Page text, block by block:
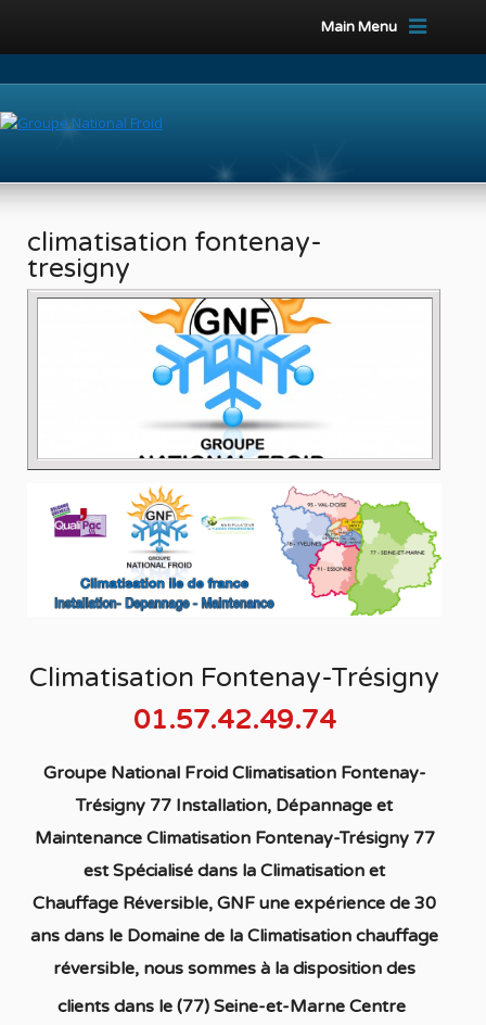
Main Menu
climatisation fontenay-
tresigny
Climatisation Fontenay-Trésigny
01.57.42.49.74
Groupe National Froid Climatisation Fontenay-
Trésigny 77 Installation, Dépannage et
Maintenance Climatisation Fontenay-Trésigny 77
est Spécialisé dans la Climatisation et
Chauffage Réversible, GNF une expérience de 30
ans dans le Domaine de la Climatisation chauffage
réversible, nous sommes à la disposition des
clients dansle (77) Seine-et-Marne Centre